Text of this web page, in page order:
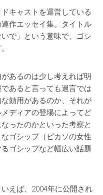
キャストを運営している
作エッセイ集。タイトル
で」という意味で、ゴシ
あるのは少し考えれば明
あると言っても過言では
効用があるのか、それが
ディアの登場によってど
ったのかといった考察と
ゴシップ（ピカソの女性
ゴシップなど幅広い話題
えば、2004年に公開され